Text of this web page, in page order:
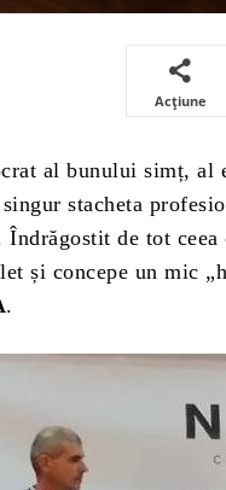
Acțiune
al bunului simț, al
stacheta
Îndrăgostit de tot
și concepe un mic
.